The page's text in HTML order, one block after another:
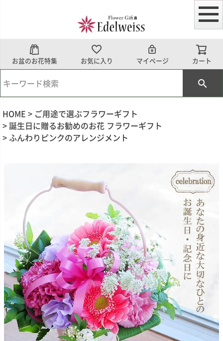
お盆のお花特集 お気に入り マイページ カート
HOME
ご用途で選ぶフラワーギフト
誕生日に贈るお勧めのお花 フラワーギフト
ふんわりピンクのアレンジメント